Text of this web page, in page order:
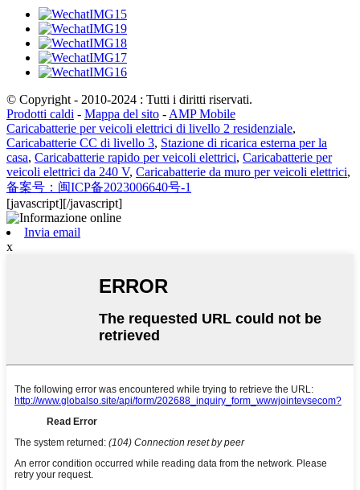
© Copyright - 2010-2024 : Tutti i diritti riservati.
Prodotti caldi - Mappa del sito - AMP Mobile
Caricabatterie per veicoli elettrici di livello 2 residenziale,
Caricabatterie CC di livello 3, Stazione di ricarica esterna per la
casa, Caricabatterie rapido per veicoli elettrici, Caricabatterie per
veicoli elettrici da 240 V, Caricabatterie da muro per veicoli elettrici,
备案号：闽ICP备2023006640号-1
[javascript][/javascript]
Invia email
x